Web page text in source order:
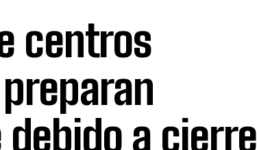
centros
a cierre